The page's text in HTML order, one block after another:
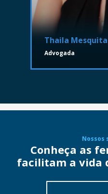
Thaila Mesquita
Advogada
Nossos
Conheça as
facilitam a vida